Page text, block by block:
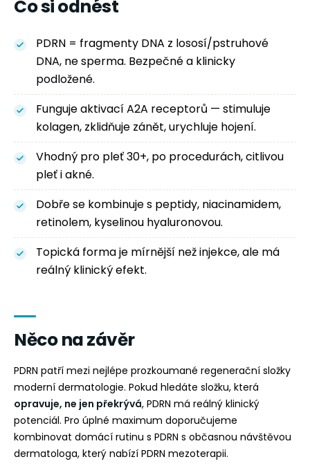
Co si odnést
PDRN = fragmenty DNA z lososí/pstruhové
DNA, ne sperma. Bezpečné a klinicky
podložené.
Funguje aktivací A2A receptorů — stimuluje
kolagen, zklidňuje zánět, urychluje hojení.
Vhodný pro pleť 30+, po procedurách, citlivou
pleť i akné.
Dobře se kombinuje s peptidy, niacinamidem,
retinolem, kyselinou hyaluronovou.
Topická forma je mírnější než injekce, ale má
reálný klinický efekt.
Něco na závěr
PDRN patří mezi nejlépe prozkoumané regenerační složky
moderní dermatologie. Pokud hledáte složku, která
opravuje, ne jen překrývá, PDRN má reálný klinický
potenciál. Pro úplné maximum doporučujeme
kombinovat domácí rutinu s PDRN s občasnou návštěvou
dermatologa, který nabízí PDRN mezoterapii.